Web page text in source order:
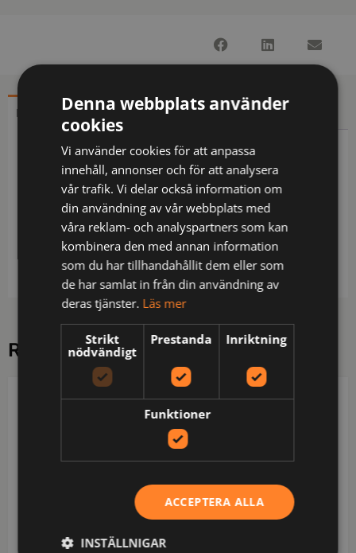
BESKRIVNING YTTERLIGARE INFORMATION
Beskrivning
Bälte i stretch som följer kroppens rörelser. Spänne
utan logga framtill, med kapsylöppnare på
baksidan.
Längd 125 cm, bredd 3,7 cm.
RELATERADE PRODUKTER
DERBYOFSWEDEN DERBYOFSWEDEN
Denna webbplats använder
cookies
Vi använder cookies för att anpassa
innehåll, annonser och för att analysera
vår trafik. Vi delar också information om
din användning av vår webbplats med
våra reklam- och analyspartners som kan
kombinera den med annan information
som du har tillhandahållit dem eller som
de har samlat in från din användning av
deras tjänster. Läs mer
Strikt
nödvändigt
Prestanda Inriktning
Funktioner
ACCEPTERA ALLA
INSTÄLLNIGAR